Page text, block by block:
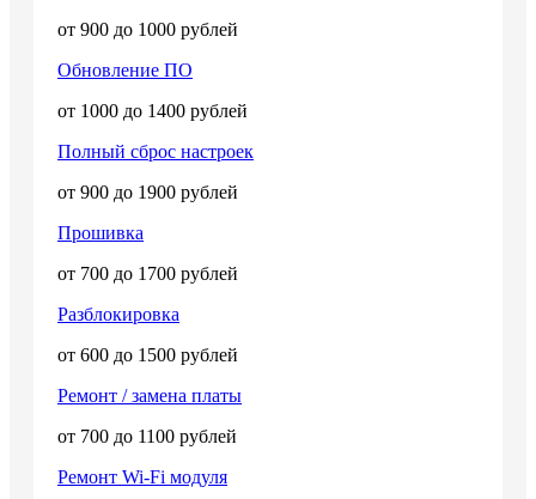
от 900 до 1000 рублей
Обновление ПО
от 1000 до 1400 рублей
Полный сброс настроек
от 900 до 1900 рублей
Прошивка
от 700 до 1700 рублей
Разблокировка
от 600 до 1500 рублей
Ремонт / замена платы
от 700 до 1100 рублей
Ремонт Wi-Fi модуля